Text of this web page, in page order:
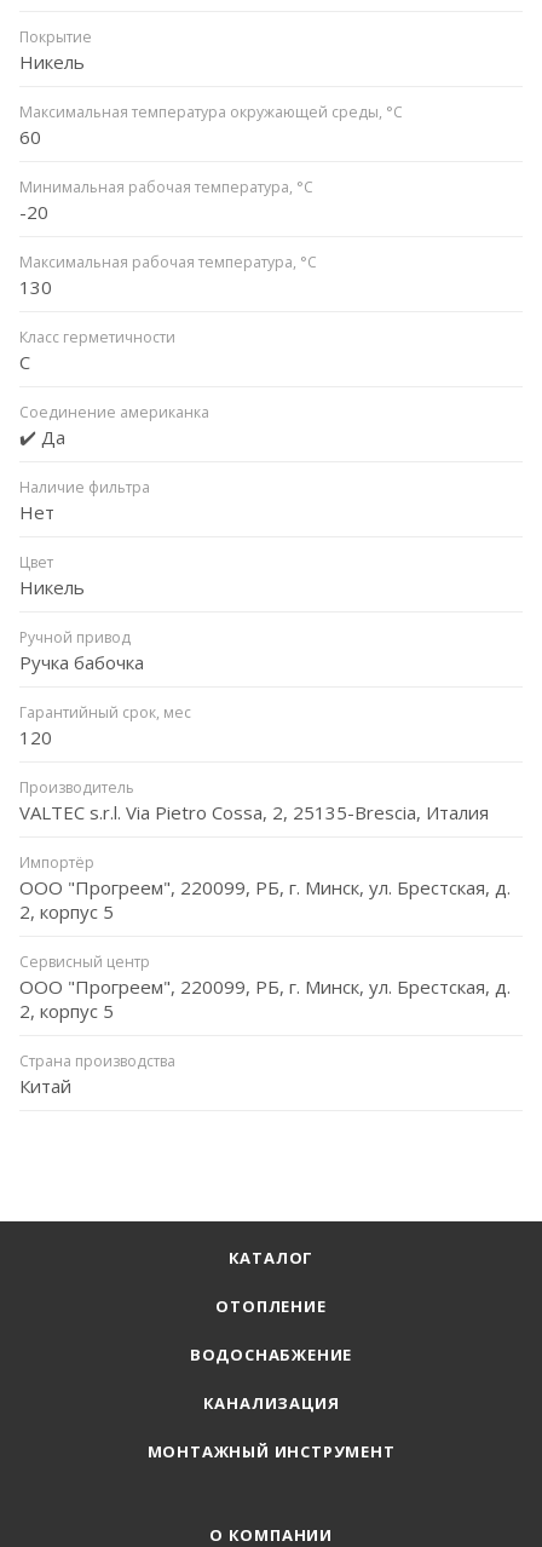
Покрытие
Никель
Максимальная температура окружающей среды, °С
60
Минимальная рабочая температура, °C
-20
Максимальная рабочая температура, °C
130
Класс герметичности
С
Соединение американка
✔️ Да
Наличие фильтра
Нет
Цвет
Никель
Ручной привод
Ручка бабочка
Гарантийный срок, мес
120
Производитель
VALTEC s.r.l. Via Pietro Cossa, 2, 25135-Brescia, Италия
Импортёр
ООО "Прогреем", 220099, РБ, г. Минск, ул. Брестская, д.
2, корпус 5
Сервисный центр
ООО "Прогреем", 220099, РБ, г. Минск, ул. Брестская, д.
2, корпус 5
Страна производства
Китай
КАТАЛОГ
ОТОПЛЕНИЕ
ВОДОСНАБЖЕНИЕ
КАНАЛИЗАЦИЯ
МОНТАЖНЫЙ ИНСТРУМЕНТ
О КОМПАНИИ